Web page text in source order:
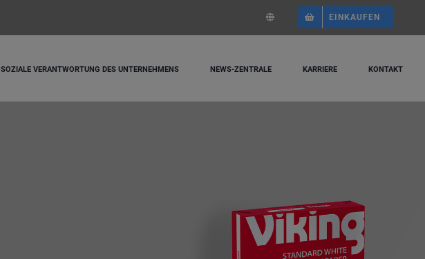
EINKAUFEN
SOZIALE VERANTWORTUNG DES UNTERNEHMENS NEWS-ZENTRALE KARRIERE KONTAKT